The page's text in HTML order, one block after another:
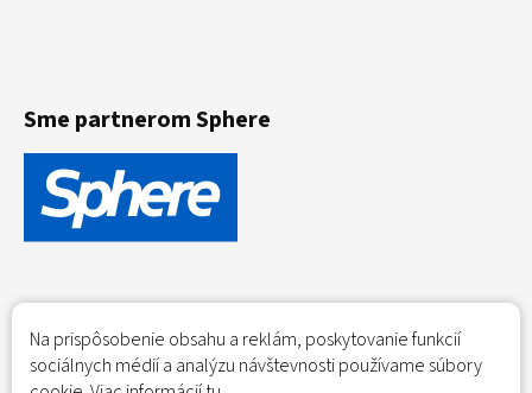
Na prispôsobenie obsahu a reklám, poskytovanie funkcií
sociálnych médií a analýzu návštevnosti používame súbory
Sme partnerom Sphere